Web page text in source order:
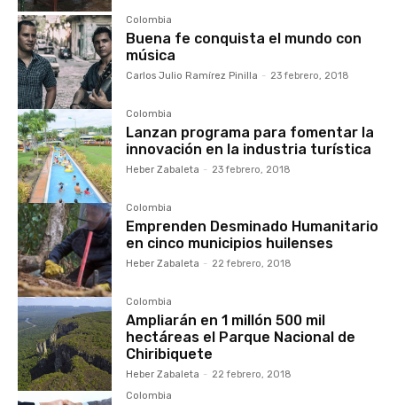
Colombia
Buena fe conquista el mundo con
música
Carlos Julio Ramírez Pinilla - 23 febrero, 2018
Colombia
Lanzan programa para fomentar la
innovación en la industria turística
Heber Zabaleta - 23 febrero, 2018
Colombia
Emprenden Desminado Humanitario
en cinco municipios huilenses
Heber Zabaleta - 22 febrero, 2018
Colombia
Ampliarán en 1 millón 500 mil
hectáreas el Parque Nacional de
Chiribiquete
Heber Zabaleta - 22 febrero, 2018
Colombia